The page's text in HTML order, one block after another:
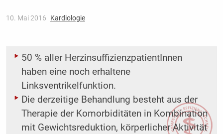
10. Mai 2016 Kardiologie
50 % aller HerzinsuffizienzpatientInnen
haben eine noch erhaltene
Linksventrikelfunktion.
Die derzeitige Behandlung besteht aus der
Therapie der Komorbiditäten in Kombination
mit Gewichtsreduktion, körperlicher Aktivität